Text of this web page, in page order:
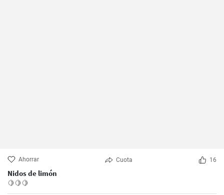
Ahorrar Cuota 16
Nidos de limón
🍋🍋🍋